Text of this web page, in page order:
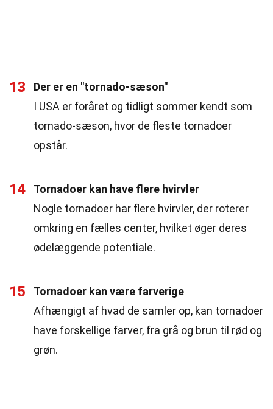
13
Der er en "tornado-sæson"
I USA er foråret og tidligt sommer kendt som
tornado-sæson, hvor de fleste tornadoer
opstår.
14
Tornadoer kan have flere hvirvler
Nogle tornadoer har flere hvirvler, der roterer
omkring en fælles center, hvilket øger deres
ødelæggende potentiale.
15
Tornadoer kan være farverige
Afhængigt af hvad de samler op, kan tornadoer
have forskellige farver, fra grå og brun til rød og
grøn.